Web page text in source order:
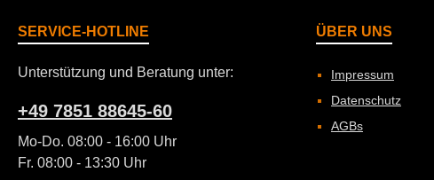
SERVICE-HOTLINE
Unterstützung und Beratung unter:
+49 7851 88645-60
Mo-Do. 08:00 - 16:00 Uhr
Fr. 08:00 - 13:30 Uhr
ÜBER UNS
Impressum
Datenschutz
AGBs